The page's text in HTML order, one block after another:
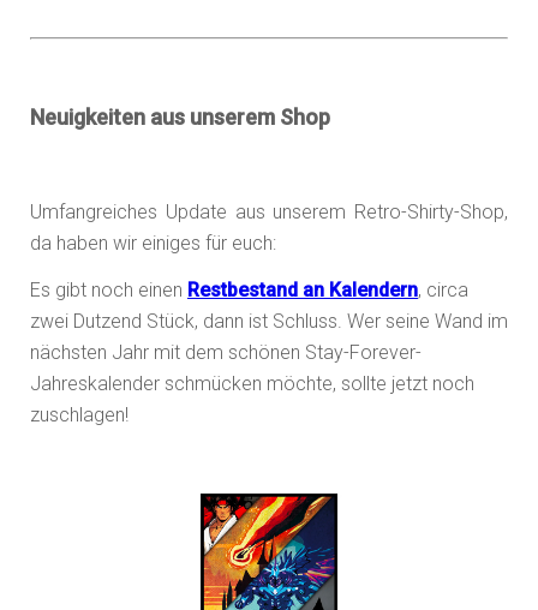
Neuigkeiten aus unserem Shop
Umfangreiches Update aus unserem Retro-Shirty-Shop,
da haben wir einiges für euch:
Es gibt noch einen Restbestand an Kalendern, circa
zwei Dutzend Stück, dann ist Schluss. Wer seine Wand im
nächsten Jahr mit dem schönen Stay-Forever-
Jahreskalender schmücken möchte, sollte jetzt noch
zuschlagen!